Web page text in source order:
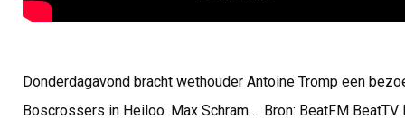
Donderdagavond bracht wethouder Antoine Tromp een
Boscrossers in Heiloo. Max Schram ... Bron: BeatFM BeatTV